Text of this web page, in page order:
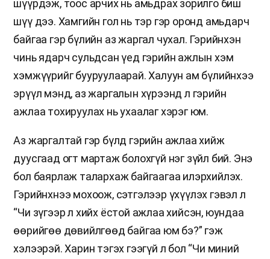
шүүрдэж, тоос арчих нь амьдрах зорилго биш
шүү дээ. Хамгийн гол нь тэр гэр оронд амьдарч
байгаа гэр бүлийн аз жаргал чухал. Гэрийнхэн
чинь ядарч сульдсан үед гэрийн ажлын хэм
хэмжүүрийг бууруулаарай. Халуун ам бүлийнхээ
эрүүл мэнд, аз жаргалын хүрээнд л гэрийн
ажлаа тохируулах нь ухаалаг хэрэг юм.
Аз жаргалтай гэр бүлд гэрийн ажлаа хийж
дуусгаад огт мартаж болохгүй нэг зүйл бий. Энэ
бол баярлаж талархаж байгаагаа илэрхийлэх.
Гэрийнхнээ мохоож, сэтгэлээр үхүүлэх гэвэл л
“Чи зүгээр л хийх ёстой ажлаа хийсэн, юундаа
өөрийгөө дөвийлгөөд байгаа юм бэ?” гэж
хэлээрэй. Харин тэгэх гээгүй л бол “Чи миний